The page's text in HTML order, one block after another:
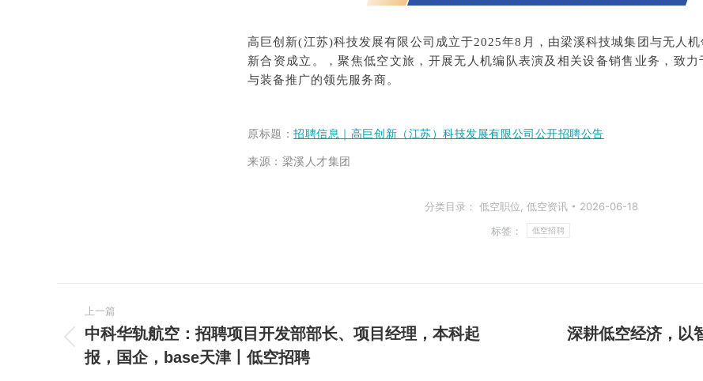
高巨创新(江苏)科技发展有限公司成立于2025年8月，由梁溪科技城集团与无人机
新合资成立。，聚焦低空文旅，开展无人机编队表演及相关设备销售业务，致
与装备推广的领先服务商。
原标题 ：招聘信息｜高巨创新（江苏）科技发展有限公司公开招聘公告
来源：梁溪人才集团
分类目录： 低空职位 低空资讯
2026-06-18
标签：
低空招聘
章
上一篇
上
一
中科华轨航空：招聘项目开发部部长、项目经理，本科起
报，国企，base天津丨低空招聘
深耕低空经济，